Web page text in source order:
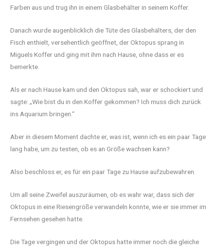
Farben aus und trug ihn in einem Glasbehälter in seinem Koffer.
Danach wurde augenblicklich die Tüte des Glasbehälters, der den
Fisch enthielt, versehentlich geöffnet, der Oktopus sprang in
Miguels Koffer und ging mit ihm nach Hause, ohne dass er es
bemerkte.
Als er nach Hause kam und den Oktopus sah, war er schockiert und
sagte: „Wie bist du in den Koffer gekommen? Ich muss dich zurück
ins Aquarium bringen.“
Aber in diesem Moment dachte er, was ist, wenn ich es ein paar Tage
lang habe, um zu testen, ob es an Größe wachsen kann?
Also beschloss er, es für ein paar Tage zu Hause aufzubewahren.
Um all seine Zweifel auszuräumen, ob es wahr war, dass sich der
Oktopus in eine Riesengröße verwandeln konnte, wie er sie immer im
Fernsehen gesehen hatte.
Die Tage vergingen und der Oktopus hatte immer noch die gleiche